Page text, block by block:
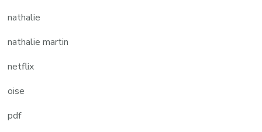
nathalie
nathalie martin
netflix
oise
pdf